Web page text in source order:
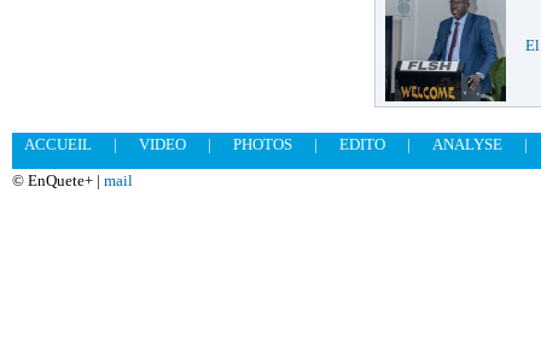
El
ACCUEIL | VIDEO | PHOTOS | EDITO | ANALYSE
|
© EnQuete+ | mail